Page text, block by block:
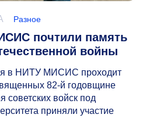
Разное
почтили память
войны
в НИТУ МИСИС проходит
82-й годовщине
советских войск под
приняли участие